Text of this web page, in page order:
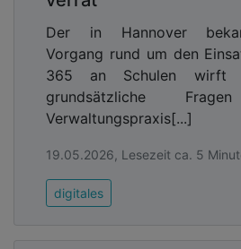
Der in Hannover
Vorgang rund um den
365 an Schulen wirft
grundsätzliche
Verwaltungspraxis[...]
19.05.2026, Lesezeit ca. 5
digitales